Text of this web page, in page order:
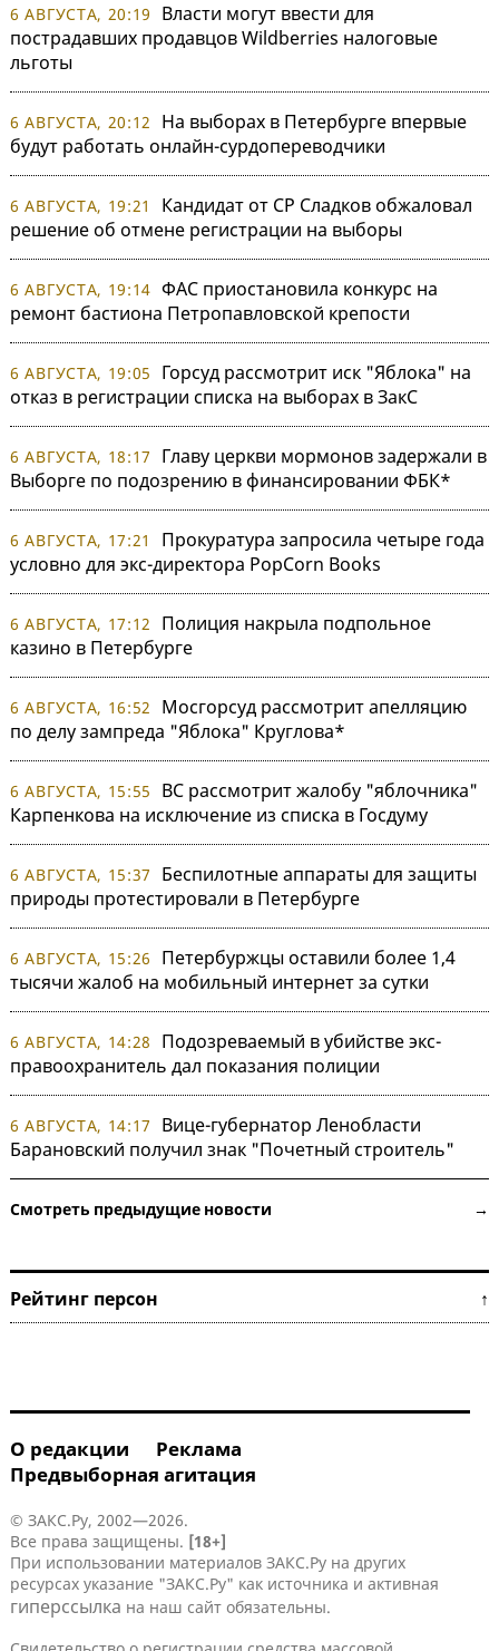
6 АВГУСТА, 20:19
Власти могут ввести для
пострадавших продавцов Wildberries налоговые
льготы
6 АВГУСТА, 20:12
На выборах в Петербурге впервые
будут работать онлайн-сурдопереводчики
6 АВГУСТА, 19:21
Кандидат от СР Сладков обжаловал
решение об отмене регистрации на выборы
6 АВГУСТА, 19:14 ФАС приостановила конкурс на
ремонт бастиона Петропавловской крепости
6 АВГУСТА, 19:05
Горсуд рассмотрит иск "Яблока" на
отказ в регистрации списка на выборах в ЗакС
6 АВГУСТА, 18:17
Главу церкви мормонов задержали в
Выборге по подозрению в финансировании ФБК*
6 АВГУСТА, 17:21
Прокуратура запросила четыре года
условно для экс-директора PopCorn Books
6 АВГУСТА, 17:12
Полиция накрыла подпольное
казино в Петербурге
6 АВГУСТА, 16:52
Мосгорсуд рассмотрит апелляцию
по делу зампреда "Яблока" Круглова*
6 АВГУСТА, 15:55
ВС рассмотрит жалобу "яблочника"
Карпенкова на исключение из списка в Госдуму
6 АВГУСТА, 15:37
Беспилотные аппараты для защиты
природы протестировали в Петербурге
6 АВГУСТА, 15:26
Петербуржцы оставили более 1,4
тысячи жалоб на мобильный интернет за сутки
6 АВГУСТА, 14:28
Подозреваемый в убийстве экс-
правоохранитель дал показания полиции
6 АВГУСТА, 14:17
Вице-губернатор Ленобласти
Барановский получил знак "Почетный строитель"
Смотреть предыдущие новости →
Рейтинг персон ↑
О редакции
Реклама
Предвыборная агитация
© ЗАКС.Ру, 2002—2026.
Все права защищены. [18+]
При использовании материалов ЗАКС.Ру на других
ресурсах указание "ЗАКС.Ру" как источника и активная
гиперссылка на наш сайт обязательны.